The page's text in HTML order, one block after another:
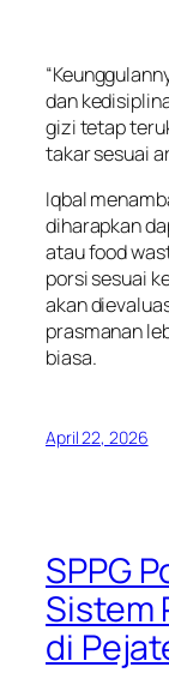
dan
gizi tetap
takar sesuai
Iqbal
diharapkan
atau food
porsi sesuai
akan
prasmanan
biasa.
April 22, 2026
SPPG
Sistem
di